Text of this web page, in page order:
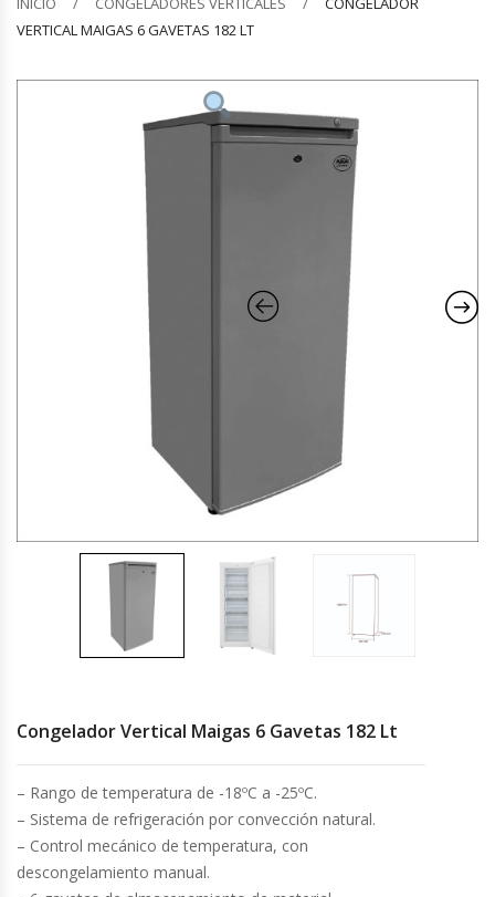
Barquilleras
Bolsas De Sellado Al Vacío
Calentadores De Platos
Cámaras Fermentadoras
Campanas Industriales
Carros Bandejeros
Cocinas Industriales
Encimeras Eléctricas
Congeladoras Tapa De Vidrio
Congeladores Verticales
Coolers / Visicoolers
Cortadoras De Fiambre
VERTICAL MAIGAS 6 GAVETAS 182 LT
Congelador Vertical Maigas 6 Gavetas 182 Lt
– Rango de temperatura de -18ºC a -25ºC.
– Sistema de refrigeración por convección natural.
– Control mecánico de temperatura, con
descongelamiento manual.